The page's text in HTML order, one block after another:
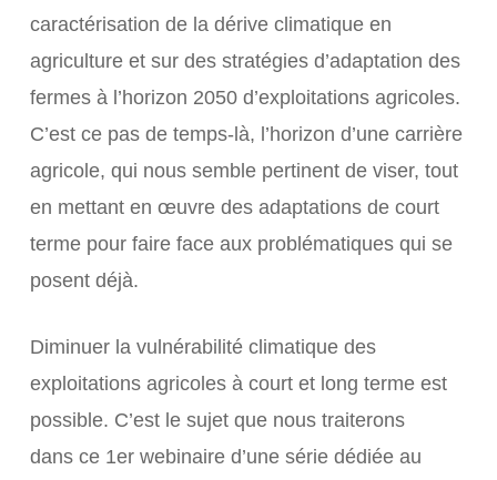
caractérisation de la dérive climatique en
agriculture et sur des stratégies d’adaptation des
fermes à l’horizon 2050 d’exploitations agricoles.
C’est ce pas de temps-là, l’horizon d’une carrière
agricole, qui nous semble pertinent de viser, tout
en mettant en œuvre des adaptations de court
terme pour faire face aux problématiques qui se
posent déjà.
Diminuer la vulnérabilité climatique des
exploitations agricoles à court et long terme est
possible. C’est le sujet que nous traiterons
dans ce 1er webinaire d’une série dédiée au